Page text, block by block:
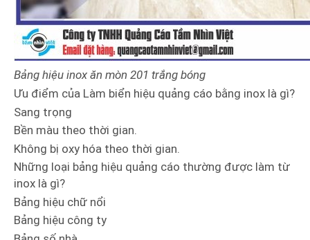
Bảng hiệu inox ăn mòn 201 trắng bóng
Ưu điểm của Làm biển hiệu quảng cáo bằng inox là gì?
Sang trọng
Bền màu theo thời gian.
Không bị oxy hóa theo thời gian.
Những loại bảng hiệu quảng cáo thường được làm từ
inox là gì?
Bảng hiệu chữ nổi
Bảng hiệu công ty